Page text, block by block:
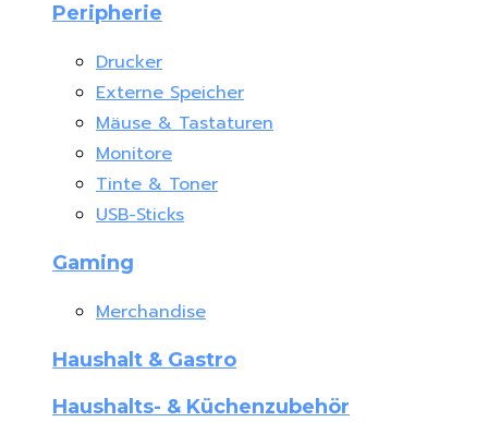
Peripherie
Drucker
Externe Speicher
Mäuse & Tastaturen
Monitore
Tinte & Toner
USB-Sticks
Gaming
Merchandise
Haushalt & Gastro
Haushalts- & Küchenzubehör